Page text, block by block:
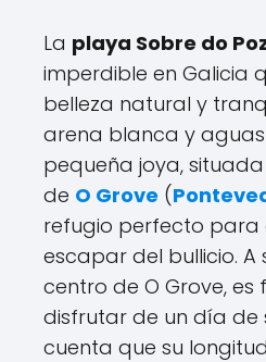
La playa Sobre do
imperdible en Galicia
belleza natural y
arena blanca y aguas
pequeña joya,
de O Grove (
refugio perfecto para
escapar del bullicio. A
centro de O Grove, es
disfrutar de un día de
cuenta que su